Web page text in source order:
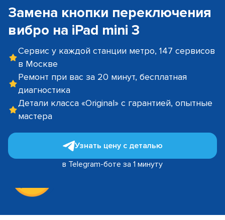
Замена кнопки переключения
вибро на iPad mini 3
Сервис у каждой станции метро, 147 сервисов
в Москве
Ремонт при вас за 20 минут, бесплатная
диагностика
Детали класса «Original» с гарантией, опытные
мастера
Узнать цену с деталью
в Telegram-боте за 1 минуту